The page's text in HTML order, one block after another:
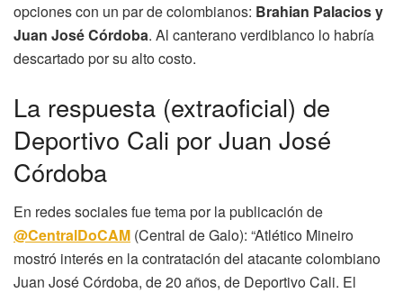
opciones con un par de colombianos: Brahian Palacios y
Juan José Córdoba. Al canterano verdiblanco lo habría
descartado por su alto costo.
La respuesta (extraoficial) de
Deportivo Cali por Juan José
Córdoba
En redes sociales fue tema por la publicación de
@CentralDoCAM (Central de Galo): “Atlético Mineiro
mostró interés en la contratación del atacante colombiano
Juan José Córdoba, de 20 años, de Deportivo Cali. El